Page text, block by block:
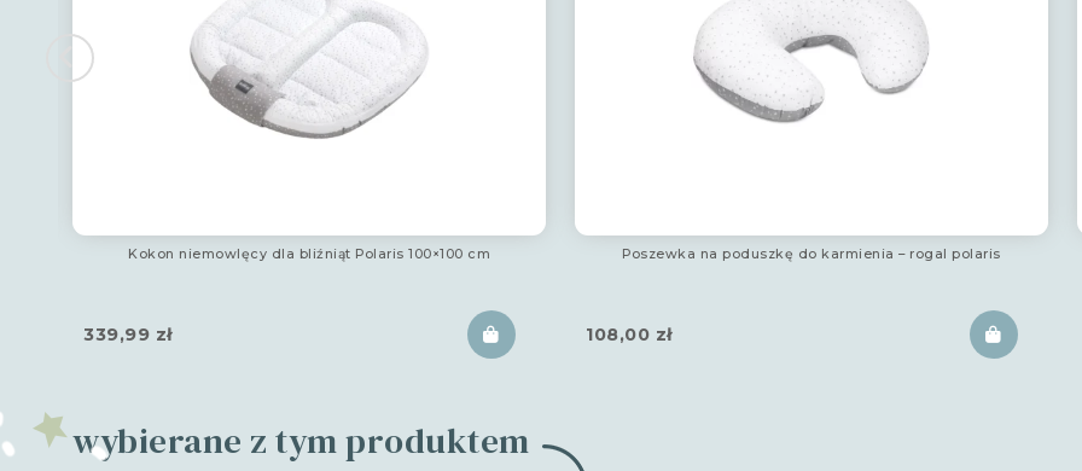
Kokon niemowlęcy dla bliźniąt Polaris 100×100 cm
339,99 zł
Poszewka na poduszkę do karmienia – rogal polaris
108,00 zł
wybierane z tym produktem